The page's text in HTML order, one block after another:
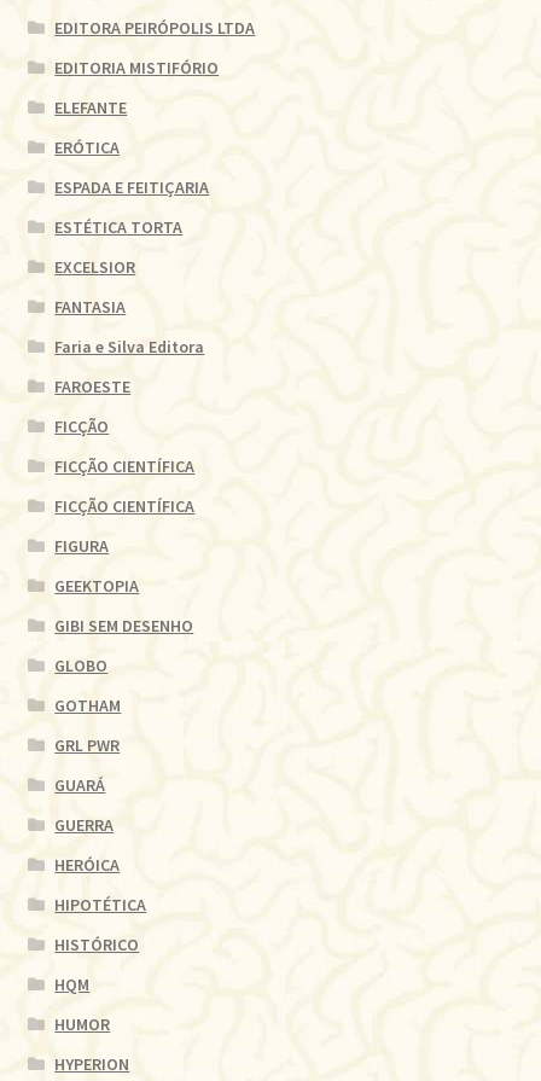
EDITORA PEIRÓPOLIS LTDA
EDITORIA MISTIFÓRIO
ELEFANTE
ERÓTICA
ESPADA E FEITIÇARIA
ESTÉTICA TORTA
EXCELSIOR
FANTASIA
Faria e Silva Editora
FAROESTE
FICÇÃO
FICÇÃO CIENTÍFICA
FICÇÃO CIENTÍFICA
FIGURA
GEEKTOPIA
GIBI SEM DESENHO
GLOBO
GOTHAM
GRL PWR
GUARÁ
GUERRA
HERÓICA
HIPOTÉTICA
HISTÓRICO
HQM
HUMOR
HYPERION